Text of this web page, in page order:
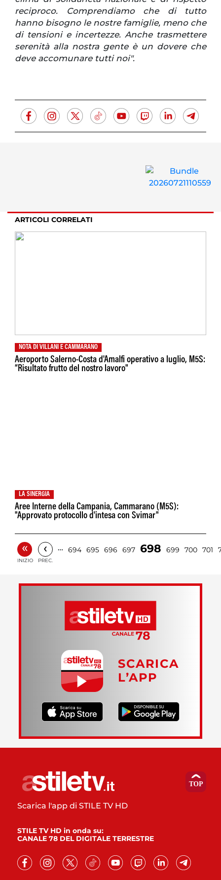
reciproco. Comprendiamo che di tutto
hanno bisogno le nostre famiglie, meno che
di tensioni e incertezze. Anche trasmettere
serenità alla nostra gente è un dovere che
deve accomunare tutti noi".
ARTICOLI CORRELATI
NOTA DI VILLANI E CAMMARANO
Aeroporto Salerno-Costa d'Amalfi operativo a luglio, M5S:
“Risultato frutto del nostro lavoro"
LA SINERGIA
Aree Interne della Campania, Cammarano (M5S):
"Approvato protocollo d'intesa con Svimar"
«
INIZIO
‹
PREC.
… 694 695 696 697 698 699 700 701
SCARICA
L’APP
Scarica l'app di STILE TV HD
STILE TV HD in onda su:
CANALE 78 DEL DIGITALE TERRESTRE